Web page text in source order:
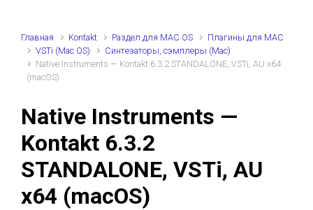
Главная Kontakt Раздел для MAC OS
Плагины для MAC
VSTi (Mac OS)
Синтезаторы, сэмплеры (Mac)
Native Instruments — Kontakt 6.3.2 STANDALONE, VSTi, AU x64
(macOS)
Native Instruments —
Kontakt 6.3.2
STANDALONE, VSTi, AU
x64 (macOS)